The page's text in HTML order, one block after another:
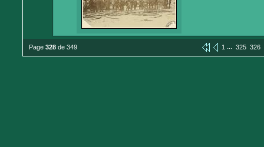
Page 328 de 349 1 ... 325 326